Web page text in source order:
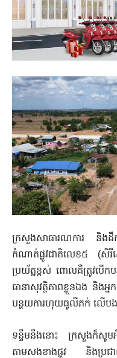
ក្រសួងសាធារណការ និងដឹក
កំណាត់ផ្លូវជាតិលេខ៥ (សិ
ប្រយ័ត្នខ្ពស់ ពោលគឺត្រូវបើក
ធានាសុវត្ថិភាពខ្លួនឯង និង
បន្ថយការហុយធូលីភក់ លើបងប្
ទន្ទឹមនឹងនោះ ក្រសួងក៏សូមអំ
តាមសងខាងផ្លូវ និងប្រជ